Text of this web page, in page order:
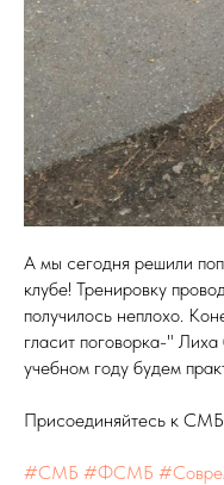
А мы сегодня решили
клубе! Тренировку
получилось неплохо.
гласит поговорка-"
учебном году будем
Присоединяйтесь к
#СМБ #ФСМБ